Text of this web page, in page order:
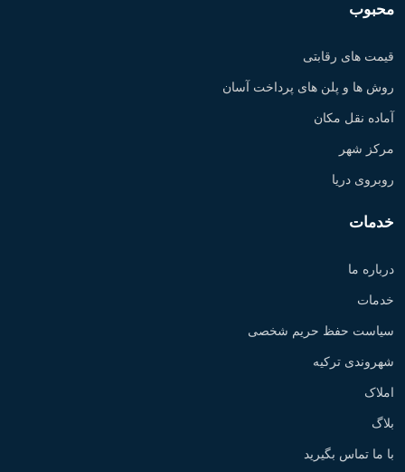
محبوب
قیمت های رقابتی
روش ها و پلن های پرداخت آسان
آماده نقل مکان
مرکز شهر
روبروی دریا
خدمات
درباره ما
خدمات
سیاست حفظ حریم شخصی
شهروندی ترکیه
املاک
بلاگ
با ما تماس بگیرید